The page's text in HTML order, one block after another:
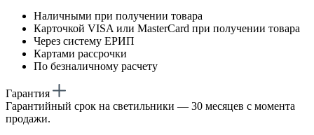
Наличными при получении товара
Карточкой VISA или MasterCard при получении товара
Через систему ЕРИП
Картами рассрочки
По безналичному расчету
Гарантия
Гарантийный срок на светильники — 30 месяцев с момента
продажи.